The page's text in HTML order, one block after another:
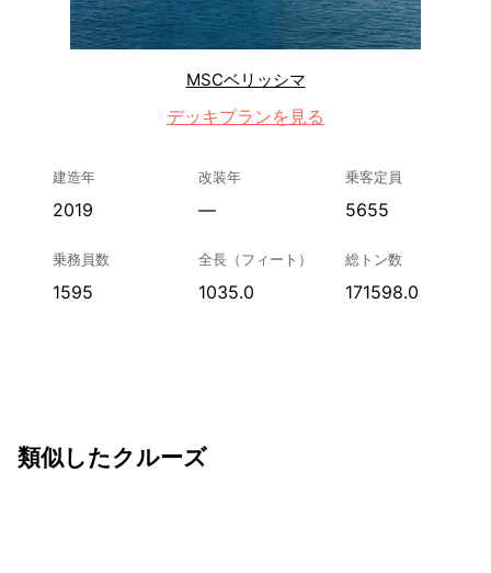
MSCベリッシマ
デッキプランを見る
建造年
2019
改装年
—
乗客定員
5655
乗務員数
1595
全長（フィート）
1035.0
総トン数
171598.0
類似したクルーズ